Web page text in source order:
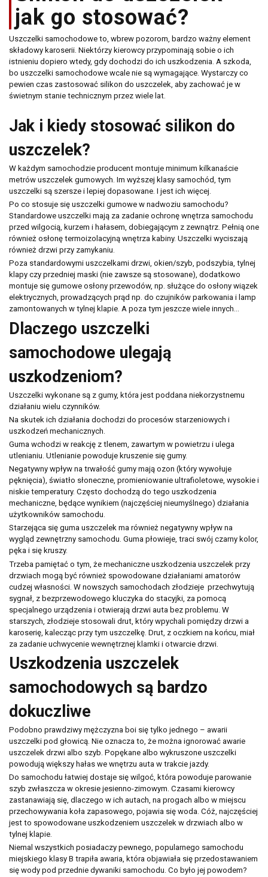
jak go stosować?
Uszczelki samochodowe to, wbrew pozorom, bardzo ważny element
składowy karoserii. Niektórzy kierowcy przypominają sobie o ich
istnieniu dopiero wtedy, gdy dochodzi do ich uszkodzenia. A szkoda,
bo uszczelki samochodowe wcale nie są wymagające. Wystarczy co
pewien czas zastosować silikon do uszczelek, aby zachować je w
świetnym stanie technicznym przez wiele lat.
Jak i kiedy stosować silikon do
uszczelek?
W każdym samochodzie producent montuje minimum kilkanaście
metrów uszczelek gumowych. Im wyższej klasy samochód, tym
uszczelki są szersze i lepiej dopasowane. I jest ich więcej.
Po co stosuje się uszczelki gumowe w nadwoziu samochodu?
Standardowe uszczelki mają za zadanie ochronę wnętrza samochodu
przed wilgocią, kurzem i hałasem, dobiegającym z zewnątrz. Pełnią one
również osłonę termoizolacyjną wnętrza kabiny. Uszczelki wyciszają
również drzwi przy zamykaniu.
Poza standardowymi uszczelkami drzwi, okien/szyb, podszybia, tylnej
klapy czy przedniej maski (nie zawsze są stosowane), dodatkowo
montuje się gumowe osłony przewodów, np. służące do osłony wiązek
elektrycznych, prowadzących prąd np. do czujników parkowania i lamp
zamontowanych w tylnej klapie. A poza tym jeszcze wiele innych…
Dlaczego uszczelki
samochodowe ulegają
uszkodzeniom?
Uszczelki wykonane są z gumy, która jest poddana niekorzystnemu
działaniu wielu czynników.
Na skutek ich działania dochodzi do procesów starzeniowych i
uszkodzeń mechanicznych.
Guma wchodzi w reakcję z tlenem, zawartym w powietrzu i ulega
utlenianiu. Utlenianie powoduje kruszenie się gumy.
Negatywny wpływ na trwałość gumy mają ozon (który wywołuje
pęknięcia), światło słoneczne, promieniowanie ultrafioletowe, wysokie i
niskie temperatury. Często dochodzą do tego uszkodzenia
mechaniczne, będące wynikiem (najczęściej nieumyślnego) działania
użytkowników samochodu.
Starzejąca się guma uszczelek ma również negatywny wpływ na
wygląd zewnętrzny samochodu. Guma płowieje, traci swój czarny kolor,
pęka i się kruszy.
Trzeba pamiętać o tym, że mechaniczne uszkodzenia uszczelek przy
drzwiach mogą być również spowodowane działaniami amatorów
cudzej własności. W nowszych samochodach złodzieje przechwytują
sygnał, z bezprzewodowego kluczyka do stacyjki, za pomocą
specjalnego urządzenia i otwierają drzwi auta bez problemu. W
starszych, złodzieje stosowali drut, który wpychali pomiędzy drzwi a
karoserię, kalecząc przy tym uszczelkę. Drut, z oczkiem na końcu, miał
za zadanie uchwycenie wewnętrznej klamki i otwarcie drzwi.
Uszkodzenia uszczelek
samochodowych są bardzo
dokuczliwe
Podobno prawdziwy mężczyzna boi się tylko jednego – awarii
uszczelki pod głowicą. Nie oznacza to, że można ignorować awarie
uszczelek drzwi albo szyb. Popękane albo wykruszone uszczelki
powodują większy hałas we wnętrzu auta w trakcie jazdy.
Do samochodu łatwiej dostaje się wilgoć, która powoduje parowanie
szyb zwłaszcza w okresie jesienno-zimowym. Czasami kierowcy
zastanawiają się, dlaczego w ich autach, na progach albo w miejscu
przechowywania koła zapasowego, pojawia się woda. Cóż, najczęściej
jest to spowodowane uszkodzeniem uszczelek w drzwiach albo w
tylnej klapie.
Niemal wszystkich posiadaczy pewnego, popularnego samochodu
miejskiego klasy B trapiła awaria, która objawiała się przedostawaniem
się wody pod przednie dywaniki samochodu. Co było jej powodem?